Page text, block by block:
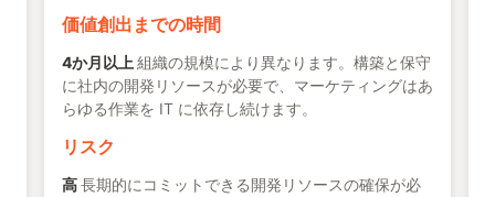
価値創出までの時間
4か月以上 組織の規模により異なります。構築と保守
に社内の開発リソースが必要で、マーケティングはあ
らゆる作業を IT に依存し続けます。
リスク
高長期的にコミットできる開発リソースの確保が必